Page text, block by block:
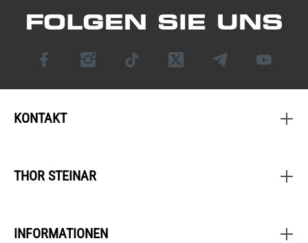
FOLGEN SIE UNS
KONTAKT
THOR STEINAR
INFORMATIONEN